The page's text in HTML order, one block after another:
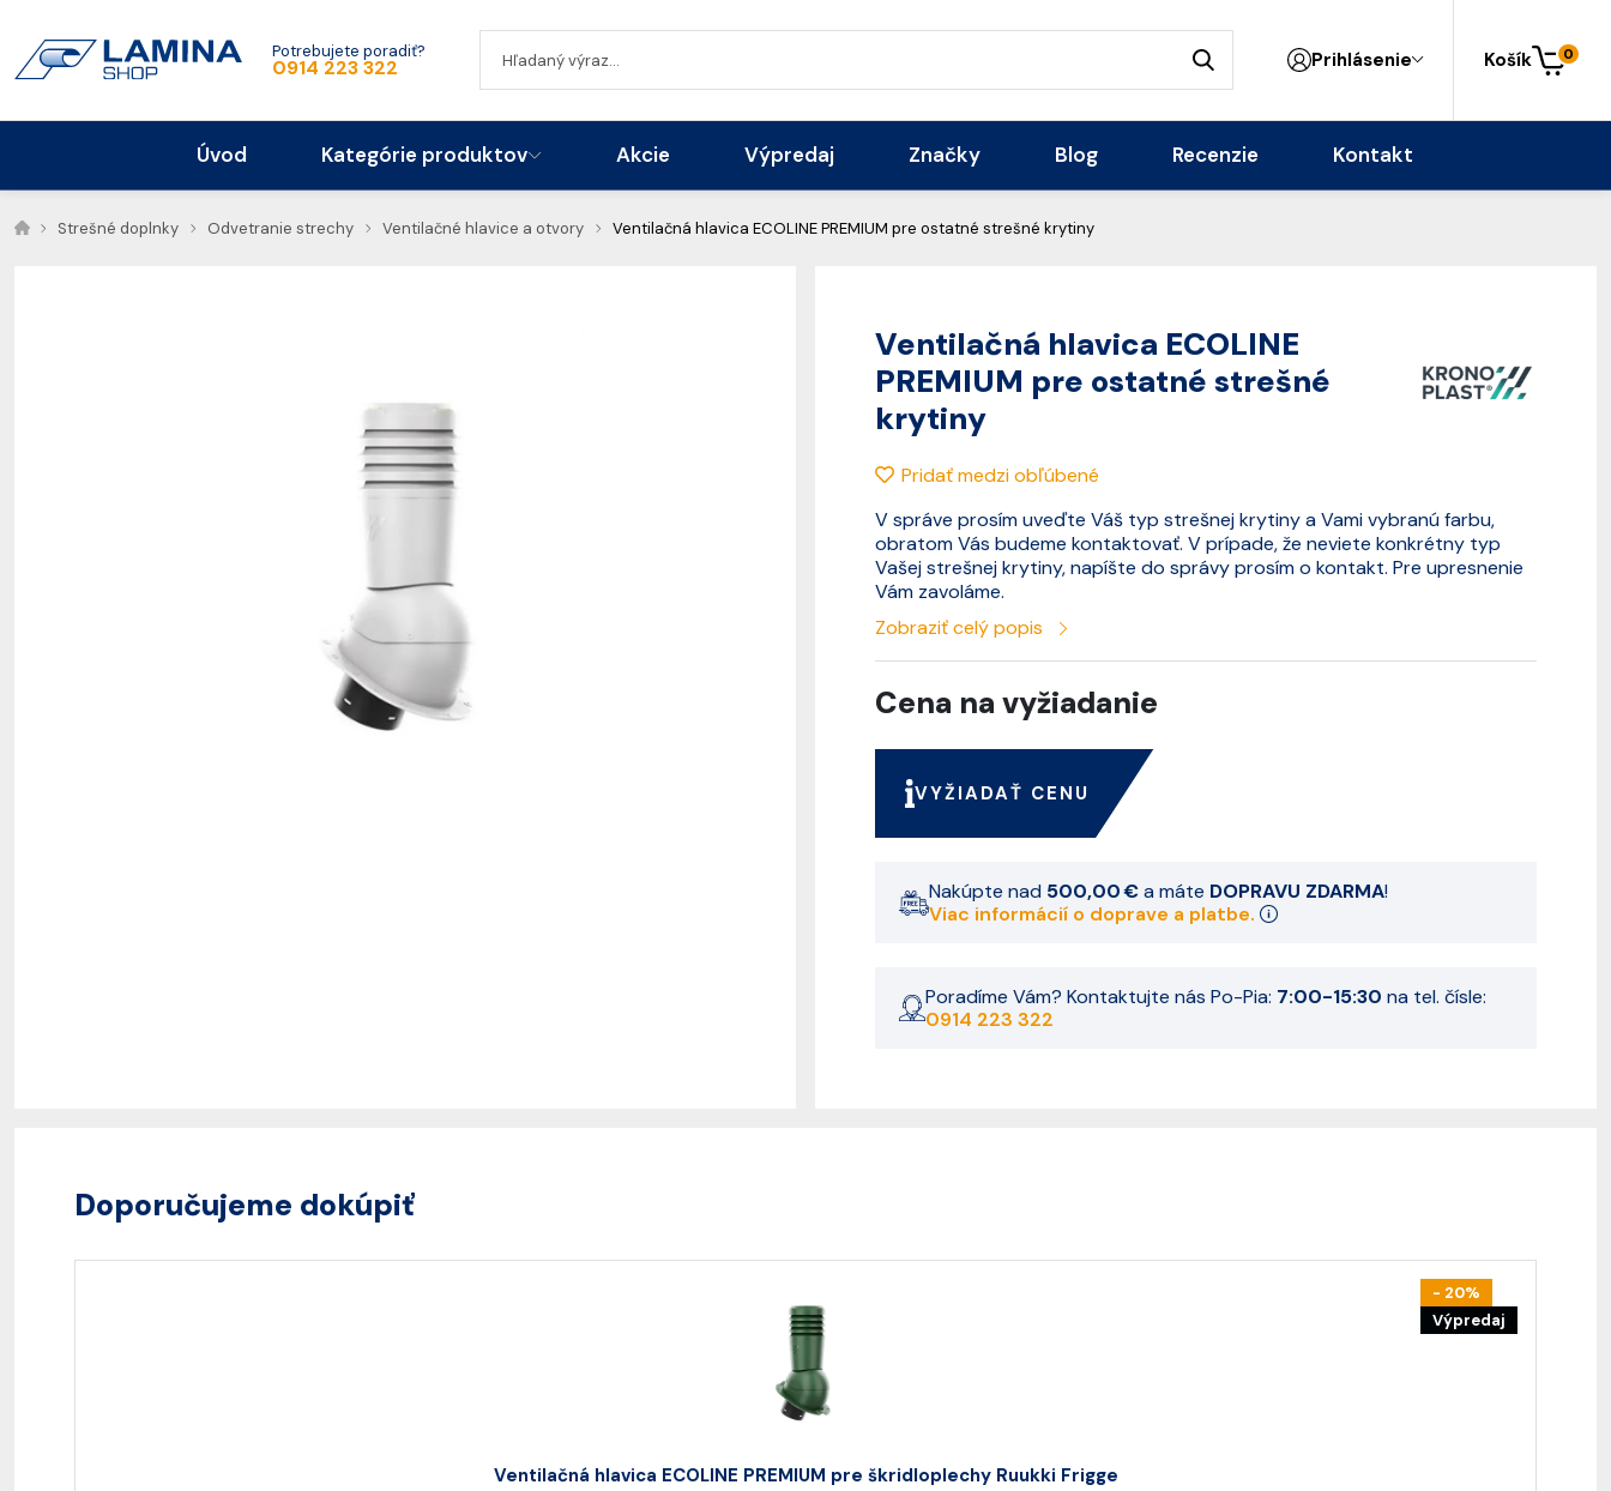
Potrebujete poradiť?
0914 223 322 Prihlásenie Košík 0
Úvod Kategórie produktov Akcie Výpredaj Značky Blog Recenzie Kontakt
Strešné doplnky Odvetranie strechy Ventilačné hlavice a otvory Ventilačná hlavica ECOLINE PREMIUM pre ostatné strešné krytiny
Ventilačná hlavica ECOLINE
PREMIUM pre ostatné strešné
krytiny
Pridať medzi obľúbené
V správe prosím uveďte Váš typ strešnej krytiny a Vami vybranú farbu,
obratom Vás budeme kontaktovať. V prípade, že neviete konkrétny typ
Vašej strešnej krytiny, napíšte do správy prosím o kontakt. Pre upresnenie
Vám zavoláme.
Zobraziť celý popis
Cena na vyžiadanie
VYŽIADAŤ CENU
Nakúpte nad 500,00 €a máte DOPRAVU ZDARMA!
Viac informácií o doprave a platbe.
Poradíme Vám? Kontaktujte nás Po-Pia: 7:00-15:30 na tel. čísle:
0914 223 322
Doporučujeme dokúpiť
- 20%
Výpredaj
Ventilačná hlavica ECOLINE PREMIUM pre škridloplechy Ruukki Frigge